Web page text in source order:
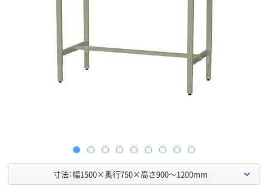
寸法：幅1500×奥行750×高さ900～1200mm